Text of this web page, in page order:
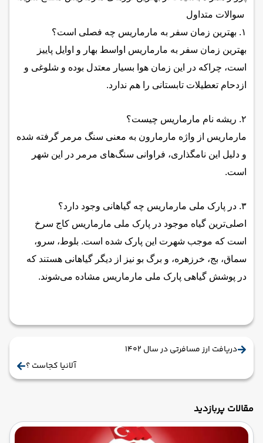
سوالات متداول
۱. بهترین زمان سفر به مارماریس چه فصلی است؟
بهترین زمان سفر به مارماریس اواسط بهار و اوایل پاییز
است، چرا‌که در این زمان هوا بسیار معتدل بوده و شلوغی و
ازدحام تعطیلات تابستانی را هم ندارد.
۲. ریشه نام مارماریس چیست؟
مارماریس از واژه مارمارون به معنی سنگ مرمر گرفته شده
و دلیل این نامگذاری، فراوانی سنگ‌های مرمر در این شهر
است.
۳. در پارک ملی مارماریس چه گیاهانی وجود دارد؟
اصلی‌ترین گیاه موجود در پارک ملی مارماریس کاج سرخ
است که موجب شهرت این پارک شده است. بلوط، سرو،
سماق، بج، خرزهره، و برگ بو نیز از دیگر گیاهانی هستند که
در پوشش گیاهی پارک ملی مارماریس مشاده می‌شوند.
دریافت ارز مسافرتی در سال 1402
آلانیا کجاست ؟
مقالات پربازدید